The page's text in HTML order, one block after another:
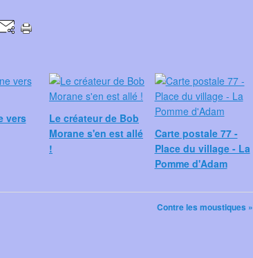
vers
Le créateur de Bob
Morane s'en est allé
!
Carte postale 77 -
Place du village - La
Pomme d'Adam
Contre les moustiques »